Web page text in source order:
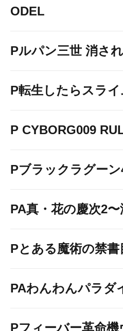
ODEL
Pルパン三世 消さ
P転生したらスラ
P CYBORG009
Pブラックラグー
PA真・花の慶次2
Pとある魔術の禁
PAわんわんパラダ
Pフィーバー革命